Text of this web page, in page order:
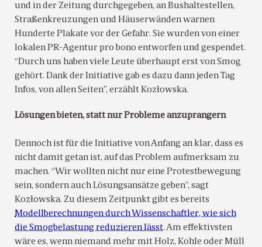
und in der Zeitung durchgegeben, an Bushaltestellen,
Straßenkreuzungen und Häuserwänden warnen
Hunderte Plakate vor der Gefahr. Sie wurden von einer
lokalen PR-Agentur pro bono entworfen und gespendet.
“Durch uns haben viele Leute überhaupt erst von Smog
gehört. Dank der Initiative gab es dazu dann jeden Tag
Infos, von allen Seiten”, erzählt Kozłowska.
Lösungen bieten, statt nur Probleme anzuprangern
Dennoch ist für die Initiative von Anfang an klar, dass es
nicht damit getan ist, auf das Problem aufmerksam zu
machen. “Wir wollten nicht nur eine Protestbewegung
sein, sondern auch Lösungsansätze geben”, sagt
Kozłowska. Zu diesem Zeitpunkt gibt es bereits
Modellberechnungen durch Wissenschaftler, wie sich
die Smogbelastung reduzieren lässt. Am effektivsten
wäre es, wenn niemand mehr mit Holz, Kohle oder Müll